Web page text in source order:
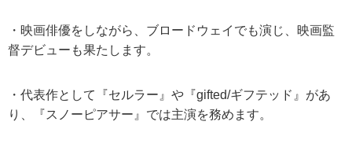
・映画俳優をしながら、ブロードウェイでも演じ、映画監
督デビューも果たします。
・代表作として『セルラー』や『gifted/ギフテッド』があ
り、『スノーピアサー』では主演を務めます。